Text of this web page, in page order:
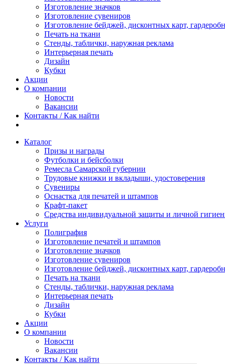
Изготовление значков
Изготовление сувениров
Изготовление бейджей, дисконтных карт,
Печать на ткани
Стенды, таблички, наружная реклама
Интерьерная печать
Дизайн
Кубки
Акции
О компании
Новости
Вакансии
Контакты / Как найти
Каталог
Призы и награды
Футболки и бейсболки
Ремесла Самарской губернии
Трудовые книжки и вкладыши, удостоверения
Сувениры
Оснастка для печатей и штампов
Крафт-пакет
Средства индивидуальной защиты и личной
Услуги
Полиграфия
Изготовление печатей и штампов
Изготовление значков
Изготовление сувениров
Изготовление бейджей, дисконтных карт,
Печать на ткани
Стенды, таблички, наружная реклама
Интерьерная печать
Дизайн
Кубки
Акции
О компании
Новости
Вакансии
Контакты / Как найти